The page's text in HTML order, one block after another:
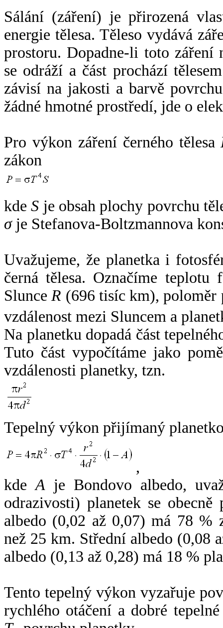
Sálání (záření) je přirozená
energie tělesa. Těleso vydává
prostoru. Dopadne-li toto záření
se odráží a část prochází
závisí na jakosti a barvě
žádné hmotné prostředí, jde o
Pro výkon záření černého tělesa
zákon
kdeS je obsah plochy povrchu
σje Stefanova-Boltzmannova
Uvažujeme, že planetka i
černá tělesa. Označíme
SlunceR (696 tisíc km),
vzdálenost mezi Sluncem a
Na planetku dopadá část
Tuto část vypočítáme jako
vzdálenosti planetky, tzn.
Tepelný výkon přijímaný
,
kdeA je Bondovo albedo,
odrazivosti) planetek se
albedo (0,02 až 0,07) má 78 %
než 25 km. Střední albedo (0,08
albedo (0,13 až 0,28) má 18 %
Tento tepelný výkon vyzařuje
rychlého otáčení a dobré